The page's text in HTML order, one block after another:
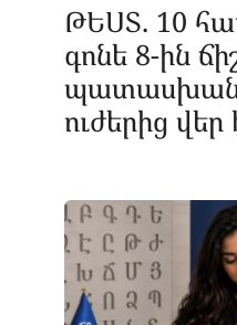
ԹԵՍՏ. 10
գոնե 8-ին
ուժերից վեր